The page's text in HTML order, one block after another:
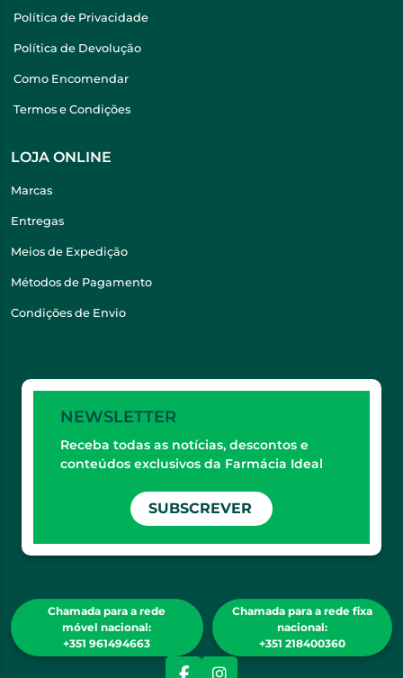
Política de Privacidade
Política de Devolução
Como Encomendar
Termos e Condições
LOJA ONLINE
Marcas
Entregas
Meios de Expedição
Métodos de Pagamento
Condições de Envio
NEWSLETTER
Receba todas as notícias, descontos e
conteúdos exclusivos da Farmácia Ideal
SUBSCREVER
Chamada para a rede
móvel nacional:
+351 961494663
Chamada para a rede fixa
nacional:
+351 218400360